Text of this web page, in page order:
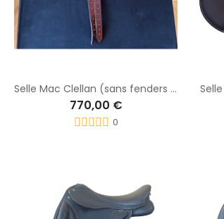
Selle Mac Clellan (sans fenders et sans étriers)
770,00 €
0